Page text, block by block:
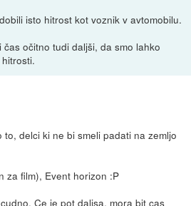
isto hitrost kot voznik v avtomobilu.
očitno tudi daljši, da smo lahko
delci ki ne bi smeli padati na zemljo
za film), Event horizon :P
Ce je pot daljsa, mora bit cas